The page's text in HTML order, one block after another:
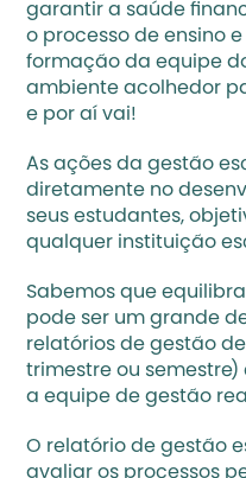
garantir a saúde
o processo de ensino
formação da equipe
ambiente acolhedor
e por aí vai!
As ações da gestão
diretamente no
seus estudantes,
qualquer instituição
Sabemos que
pode ser um grande
relatórios de gestão
trimestre ou
a equipe de gestão
O relatório de gestão
avaliar os processos